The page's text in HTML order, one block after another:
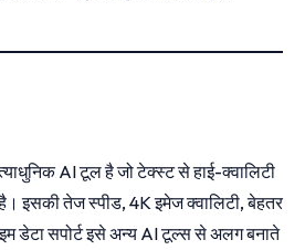
AI टूल है जो टेक्स्ट से हाई-क्वालिटी
इसकी तेज स्पीड, 4K इमेज क्वालिटी, बेहतर
डेटा सपोर्ट इसे अन्य AI टूल्स से अलग बनाते